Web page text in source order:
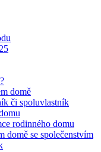
domě
či spoluvlastník
rodinného domu
domě se společenstvím